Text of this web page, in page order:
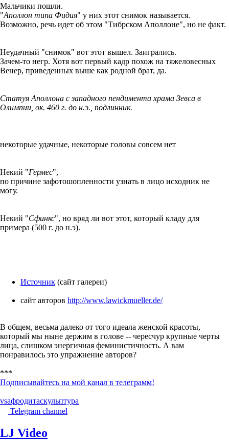
Мальчики пошли.
"Аполлон типа Фидия" у них этот снимок называется.
Возможно, речь идет об этом "Тибрском Аполлоне", но не факт.
Неудачный "снимок" вот этот вышел. Заигрались.
Зачем-то негр. Хотя вот первый кадр похож на тяжеловесных
Венер, приведенных выше как родной брат, да.
Статуя Аполлона с западного пендимента храма Зевса в
Олимпии, ок. 460 г. до н.э., подлинник.
некоторые удачные, некоторые головы совсем нет
Некий "Гермес",
по причине зафотошопленности узнать в лицо исходник не
могу.
Некий "Сфинкс", но вряд ли вот этот, который кладу для
примера (500 г. до н.э).
Источник (сайт галереи)
сайт авторов http://www.lawickmueller.de/
В общем, весьма далеко от того идеала женской красоты,
который мы ныне держим в голове -- чересчур крупные черты
лица, слишком энергичная феминистичность. А вам
понравилось это упражнение авторов?
***
Подписывайтесь на мой канал в телеграмм!
vsафродитаскульптура
Telegram channel
LJ Video